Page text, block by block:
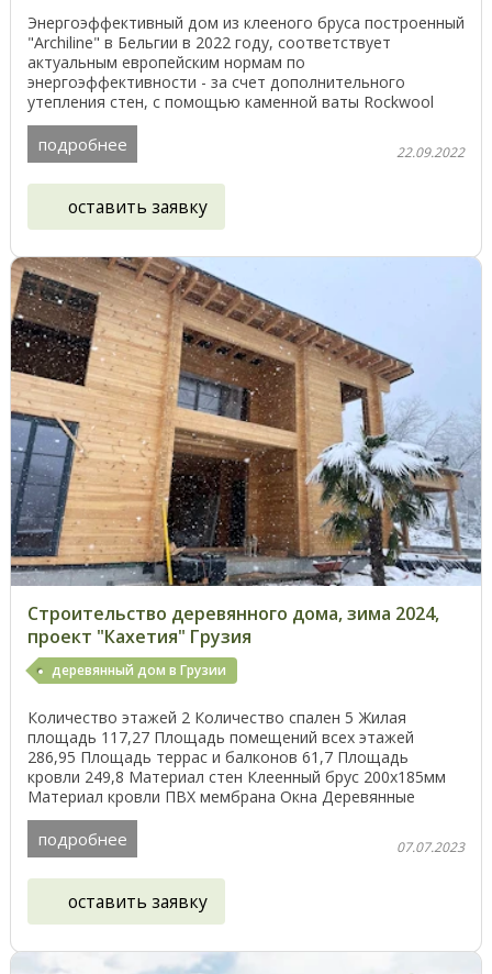
Энергоэффективный дом из клееного бруса построенный
"Archiline" в Бельгии в 2022 году, соответствует
актуальным европейским нормам по
энергоэффективности - за счет дополнительного
утепления стен, с помощью каменной ваты Rockwool
толщиной 100 мм. ...
подробнее 22.09.2022
оставить заявку
Строительство деревянного дома, зима 2024,
проект "Кахетия" Грузия
деревянный дом в Грузии
Количество этажей 2 Количество спален 5 Жилая
площадь 117,27 Площадь помещений всех этажей
286,95 Площадь террас и балконов 61,7 Площадь
кровли 249,8 Материал стен Клеенный брус 200х185мм
Материал кровли ПВХ мембрана Окна Деревянные
Добро пожаловать ...
подробнее 07.07.2023
оставить заявку